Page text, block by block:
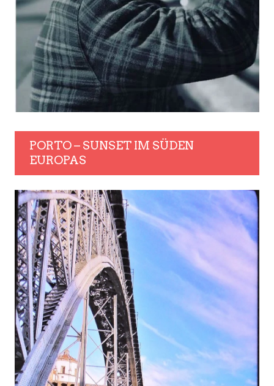
PORTO – SUNSET IM SÜDEN
EUROPAS